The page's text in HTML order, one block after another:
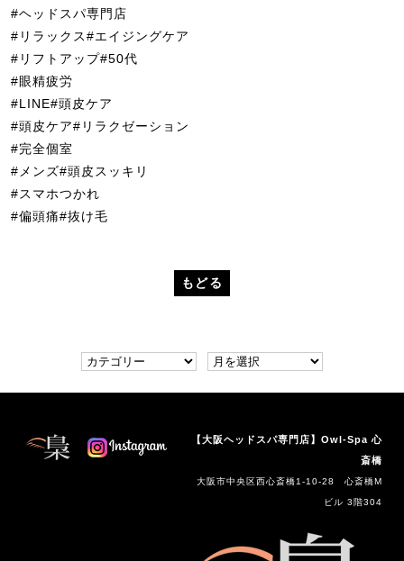
#ヘッドスパ専門店
#リラックス#エイジングケア
#リフトアップ#50代
#眼精疲労
#LINE#頭皮ケア
#頭皮ケア#リラクゼーション
#完全個室
#メンズ#頭皮スッキリ
#スマホつかれ
#偏頭痛#抜け毛
もどる
【大阪ヘッドスパ専門店】Owl-Spa 心
斎橋
大阪市中央区西心斎橋1-10-28 心斎橋M
ビル 3階304